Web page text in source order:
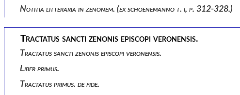
Notitia litteraria in zenonem. (ex schoenemanno t. i, p. 312-328.)
Tractatus sancti zenonis episcopi veronensis.
Tractatus sancti zenonis episcopi veronensis.
Liber primus.
Tractatus primus. de fide.